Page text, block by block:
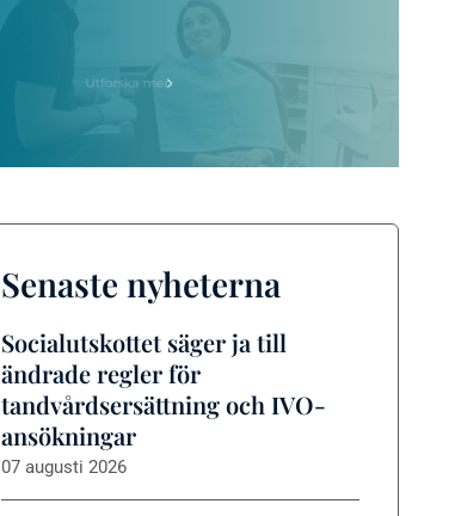
Senaste nyheterna
Socialutskottet säger ja till
ändrade regler för
tandvårdsersättning och IVO-
ansökningar
07 augusti 2026